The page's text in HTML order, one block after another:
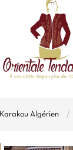
Karakou Algérien